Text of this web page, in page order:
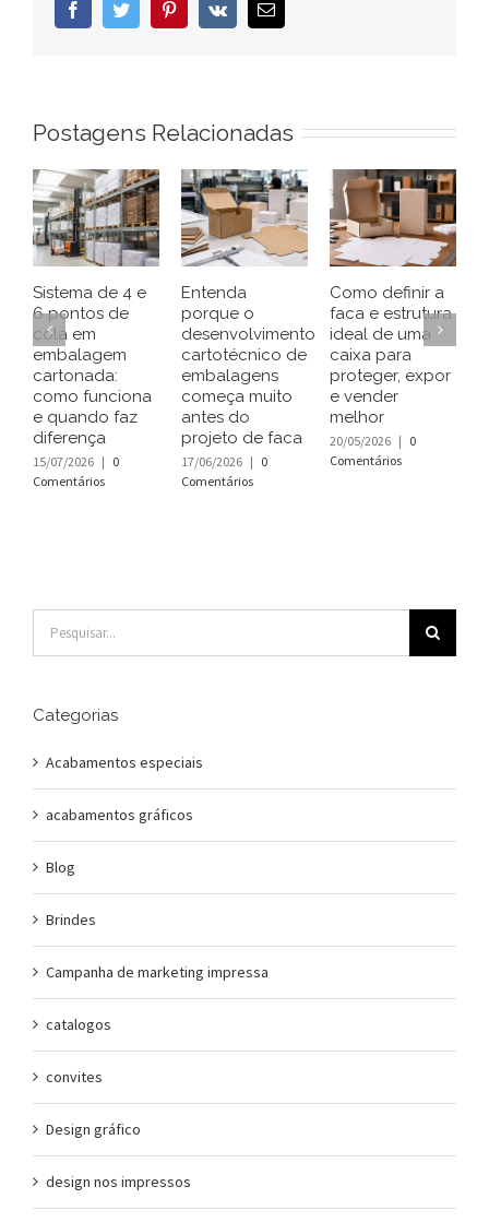
FacebookTwitter PinterestVk
E-
mail
Postagens Relacionadas
Sistema de 4 e
6 pontos de
cola em
embalagem
cartonada:
como funciona
e quando faz
diferença
15/07/2026 | 0
Comentários
Entenda
porque o
desenvolvimento
cartotécnico de
embalagens
começa muito
antes do
projeto de faca
17/06/2026 | 0
Comentários
Como definir a
faca e estrutura
ideal de uma
caixa para
proteger, expor
e vender
melhor
20/05/2026 | 0
Comentários
resultados
Categorias
Acabamentos especiais
acabamentos gráficos
Blog
Brindes
Campanha de marketing impressa
catalogos
convites
Design gráfico
design nos impressos